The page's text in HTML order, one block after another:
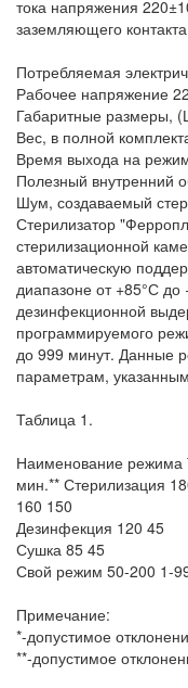
тока напряжения
заземляющего
Потребляемая
Рабочее напряжение
Габаритные размеры,
Вес, в полной
Время выхода на
Полезный внутренний
Шум, создаваемый
Стерилизатор
стерилизационной
автоматическую
диапазоне от +85°С
дезинфекционной
программируемого
до 999 минут. Данные
параметрам,
Таблица 1.
Наименование режима
мин.** Стерилизация
160 150
Дезинфекция 120 45
Сушка 85 45
Свой режим 50-200 1-
Примечание:
*-допустимое
**-допустимое